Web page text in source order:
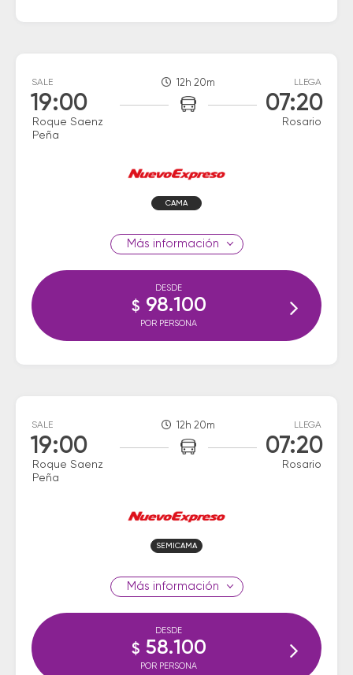
SALE
19:00
Roque Saenz
Peña
12h 20m LLEGA
07:20
Rosario
CAMA
información
DESDE
$ 98.100
POR PERSONA
SALE
19:00
Roque Saenz
Peña
12h 20m LLEGA
07:20
Rosario
SEMICAMA
información
DESDE
$ 58.100
POR PERSONA